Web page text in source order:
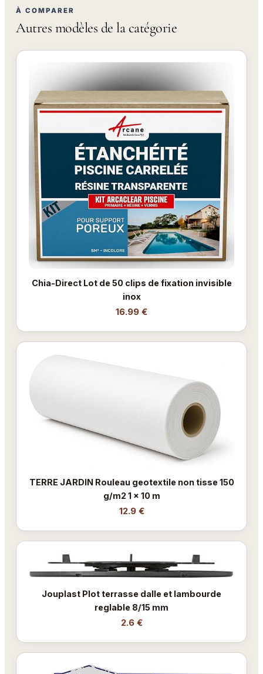
À COMPARER
Autres modèles de la catégorie
Chia-Direct Lot de 50 clips de fixation invisible
inox
16.99 €
TERRE JARDIN Rouleau geotextile non tisse 150
g/m2 1 x 10 m
12.9 €
Jouplast Plot terrasse dalle et lambourde
reglable 8/15 mm
2.6 €